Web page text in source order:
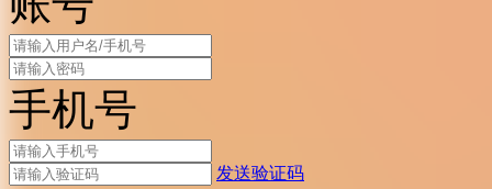
手机号
发送验证码